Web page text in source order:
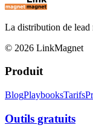
La distribution de lead
© 2026 LinkMagnet
Produit
BlogPlaybooksTarifs
Outils gratuits